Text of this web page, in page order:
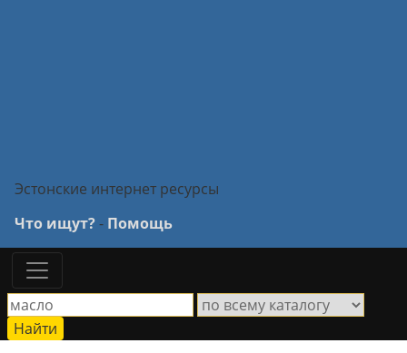
Эстонские интернет ресурсы
Что ищут?- Помощь